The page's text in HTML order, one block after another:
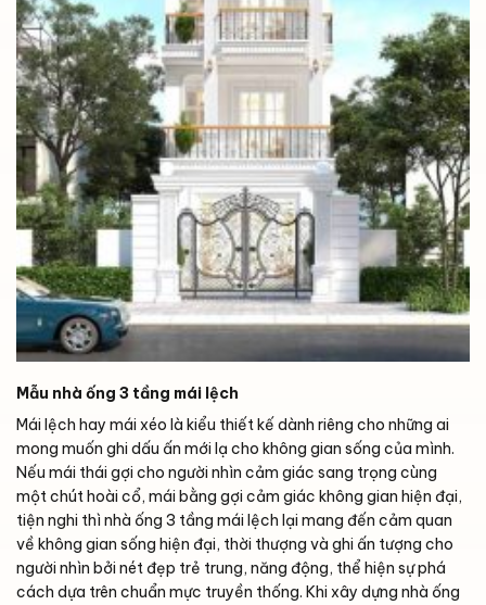
Mẫu nhà ống 3 tầng mái lệch
Mái lệch hay mái xéo là kiểu thiết kế dành riêng cho những ai
mong muốn ghi dấu ấn mới lạ cho không gian sống của mình.
Nếu mái thái gợi cho người nhìn cảm giác sang trọng cùng
một chút hoài cổ, mái bằng gợi cảm giác không gian hiện đại,
tiện nghi thì nhà ống 3 tầng mái lệch lại mang đến cảm quan
về không gian sống hiện đại, thời thượng và ghi ấn tượng cho
người nhìn bởi nét đẹp trẻ trung, năng động, thể hiện sự phá
cách dựa trên chuẩn mực truyền thống. Khi xây dựng nhà ống